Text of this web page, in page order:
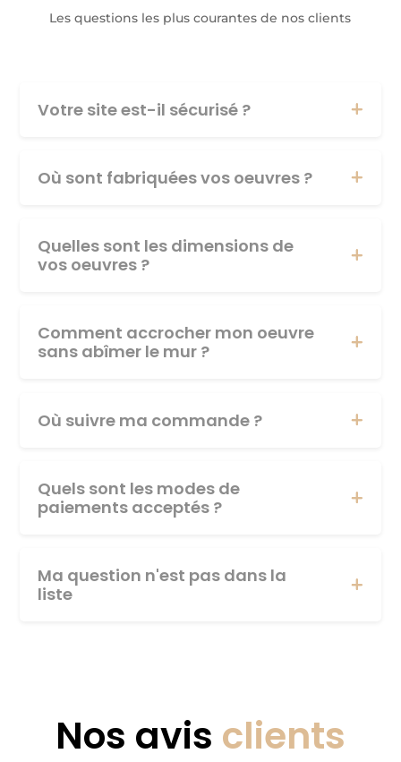
Les questions les plus courantes de nos clients
Votre site est-il sécurisé ?
Où sont fabriquées vos oeuvres ?
Quelles sont les dimensions de
vos oeuvres ?
Comment accrocher mon oeuvre
sans abîmer le mur ?
Où suivre ma commande ?
Quels sont les modes de
paiements acceptés ?
Ma question n'est pas dans la
liste
Nos avis clients